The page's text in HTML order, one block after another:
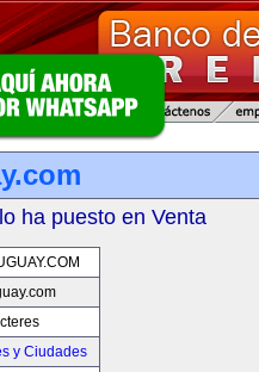
ha puesto en Venta
y Ciudades